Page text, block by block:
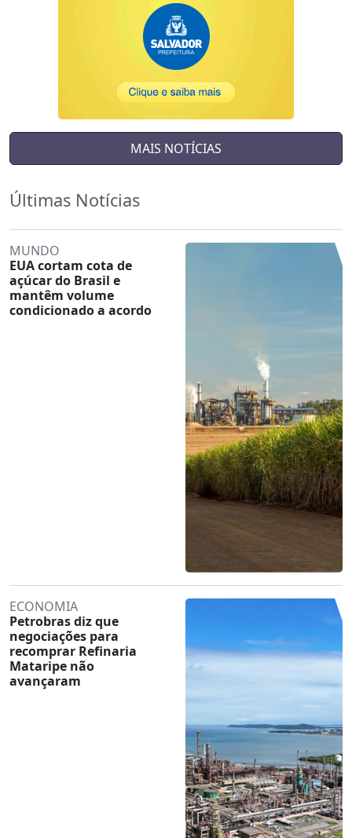
MAIS NOTÍCIAS
Últimas Notícias
MUNDO
EUA cortam cota de
açúcar do Brasil e
mantêm volume
condicionado a acordo
ECONOMIA
Petrobras diz que
negociações para
recomprar Refinaria
Mataripe não
avançaram